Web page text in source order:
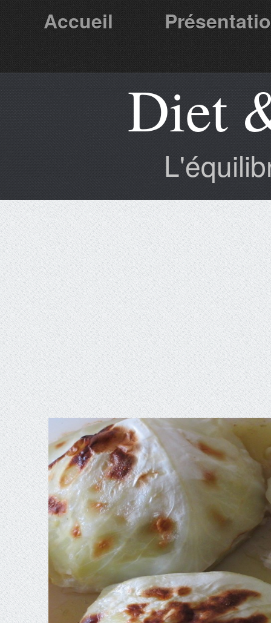
Accueil
Partenaires Diet